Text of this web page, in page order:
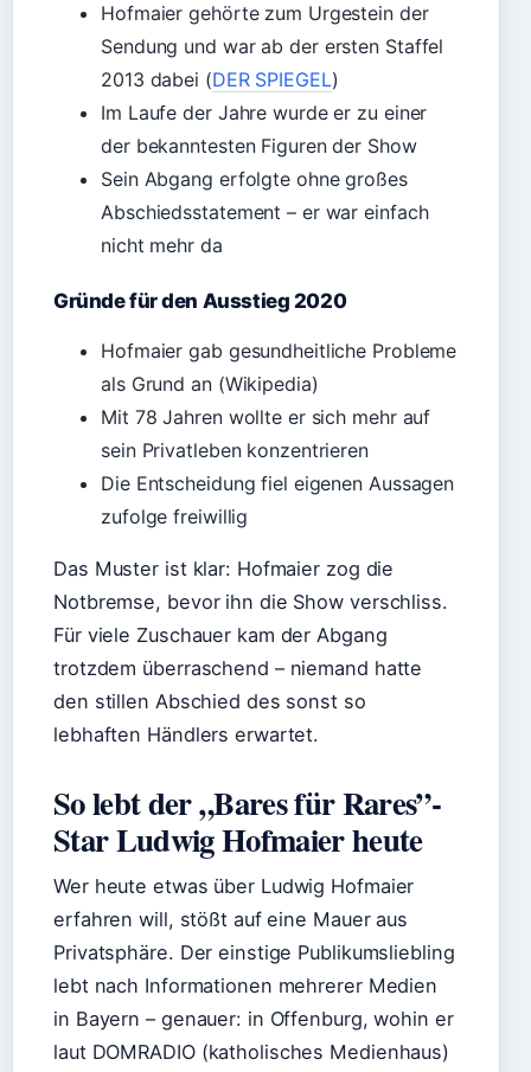
Hofmaier gehörte zum Urgestein der
Sendung und war ab der ersten Staffel
2013 dabei (DER SPIEGEL)
Im Laufe der Jahre wurde er zu einer
der bekanntesten Figuren der Show
Sein Abgang erfolgte ohne großes
Abschiedsstatement – er war einfach
nicht mehr da
Gründe für den Ausstieg 2020
Hofmaier gab gesundheitliche Probleme
als Grund an (Wikipedia)
Mit 78 Jahren wollte er sich mehr auf
sein Privatleben konzentrieren
Die Entscheidung fiel eigenen Aussagen
zufolge freiwillig
Das Muster ist klar: Hofmaier zog die
Notbremse, bevor ihn die Show verschliss.
Für viele Zuschauer kam der Abgang
trotzdem überraschend – niemand hatte
den stillen Abschied des sonst so
lebhaften Händlers erwartet.
So lebt der „Bares für Rares”-
Star Ludwig Hofmaier heute
Wer heute etwas über Ludwig Hofmaier
erfahren will, stößt auf eine Mauer aus
Privatsphäre. Der einstige Publikumsliebling
lebt nach Informationen mehrerer Medien
in Bayern – genauer: in Offenburg, wohin er
laut DOMRADIO (katholisches Medienhaus)